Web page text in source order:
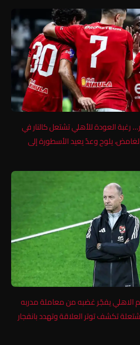
رغبة العودة للأهلي تشتعل كالنار في
الغامض، يلوح وعدٌ يعيد الأسطورة إلى
الاهلي يفجّر غضبه من معاملة مدربه
تكشف توتر العلاقة وتهدد بانفجار